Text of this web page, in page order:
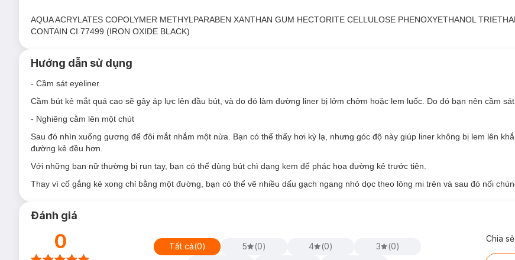
mắt cùng chất mực đen lì hoàn hảo, cho nét vẽ sắc nét, có chiều sâu.
Thành phần lành tính, an toàn, không chứa dầu khoáng. Đạt chuẩn Vegan Friendly
Thích hợp cho mọi loại da
AQUA ACRYLATES COPOLYMER METHYLPARABEN XANTHAN GUM HECTORITE CELLULOSE PHENOXYETHANOL
CONTAIN CI 77499 (IRON OXIDE BLACK)
Hướng dẫn sử dụng
- Cầm sát eyeliner
Cầm bút kẻ mắt quá cao sẽ gây áp lực lên đầu bút, và do đó làm đường liner bị lởm chởm hoặc lem luốc. Do đó bạn nên cầm sát
- Nghiêng cằm lên một chút
Sau đó nhìn xuống gương để đôi mắt nhắm một nửa. Bạn có thể thấy hơi kỳ lạ, nhưng góc độ này giúp liner không bị lem lên
đường kẻ đều hơn.
Với những bạn nữ thường bị run tay, bạn có thể dùng bút chì dạng kem để phác họa đường kẻ trước tiên.
Thay vì cố gắng kẻ xong chỉ bằng một đường, bạn có thể vẽ nhiều dấu gạch ngang nhỏ dọc theo lông mi trên và sau đó nối
Đánh giá
0 Tất cả(0) 5 (0) 4 (0) 3 (0)
Chia